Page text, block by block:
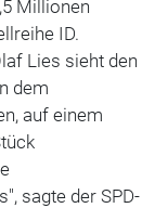
Millionen
ID.
Lies sieht den
dem
auf einem
sagte der SPD-